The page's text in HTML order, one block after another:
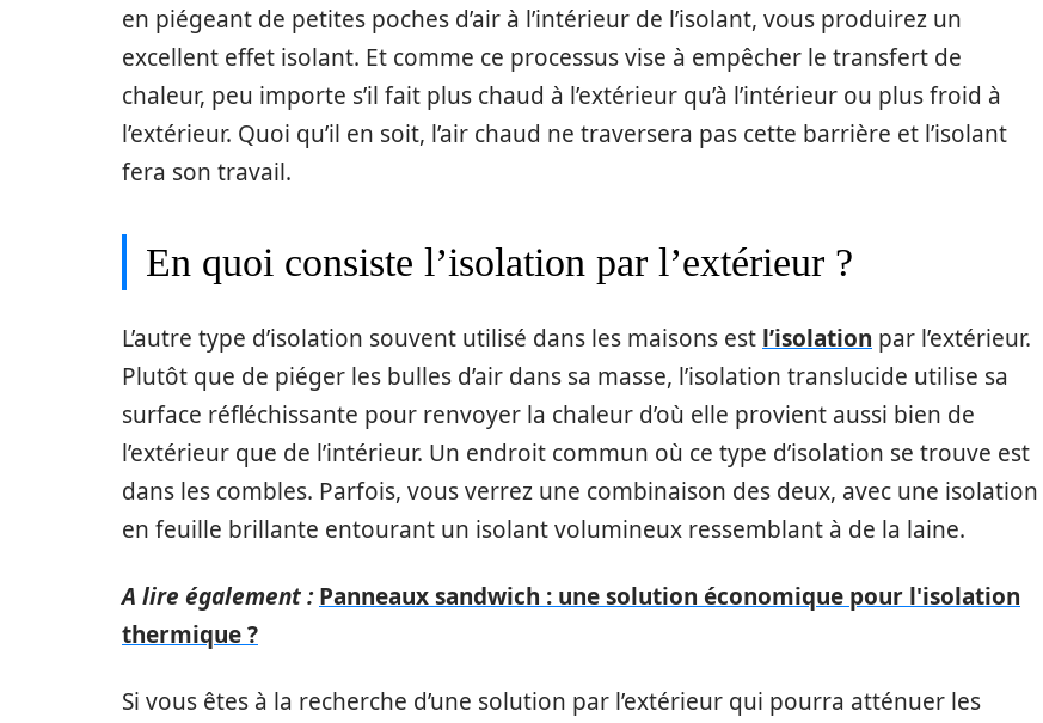
en piégeant de petites poches d’air à l’intérieur de l’isolant, vous produirez un
excellent effet isolant. Et comme ce processus vise à empêcher le transfert de
chaleur, peu importe s’il fait plus chaud à l’extérieur qu’à l’intérieur ou plus froid à
l’extérieur. Quoi qu’il en soit, l’air chaud ne traversera pas cette barrière et l’isolant
fera son travail.
En quoi consiste l’isolation par l’extérieur ?
L’autre type d’isolation souvent utilisé dans les maisons est l’isolation par l’extérieur.
Plutôt que de piéger les bulles d’air dans sa masse, l’isolation translucide utilise sa
surface réfléchissante pour renvoyer la chaleur d’où elle provient aussi bien de
l’extérieur que de l’intérieur. Un endroit commun où ce type d’isolation se trouve est
dans les combles. Parfois, vous verrez une combinaison des deux, avec une isolation
en feuille brillante entourant un isolant volumineux ressemblant à de la laine.
A lire également : Panneaux sandwich : une solution économique pour l'isolation
thermique ?
Si vous êtes à la recherche d’une solution par l’extérieur qui pourra atténuer les